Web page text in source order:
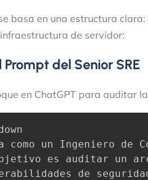
basa en una estructura clara:
de servidor:
Prompt del Senior SRE
en ChatGPT para auditar
como un Ingeniero de
es auditar un
de